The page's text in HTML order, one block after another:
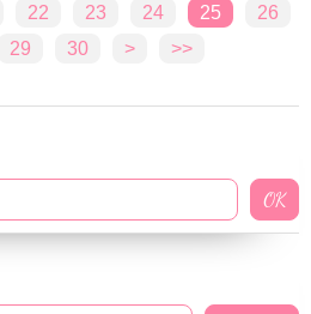
22 23 24 25
26
29 30 40
50
60
70
80
90
100
> >>